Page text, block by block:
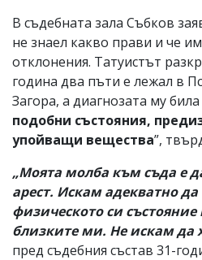
В съдебната зала Събков
не знаел какво прави и че
отклонения. Татуистът
година два пъти е лежал в
Загора, а диагнозата му била
подобни състояния,
упойващи вещества”,
„Моята молба към съда е
арест. Искам адекватно
физическото си състояние
близките ми. Не искам да
пред съдебния състав 31-